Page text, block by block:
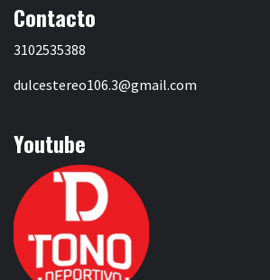
Contacto
3102535388
dulcestereo106.3@gmail.com
Youtube